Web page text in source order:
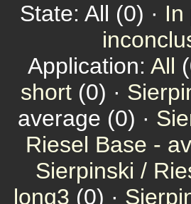
State: All (0) · In
Application: All
short (0) ·
average (0) ·
Riesel Base -
Sierpinski /
long3 (0) ·